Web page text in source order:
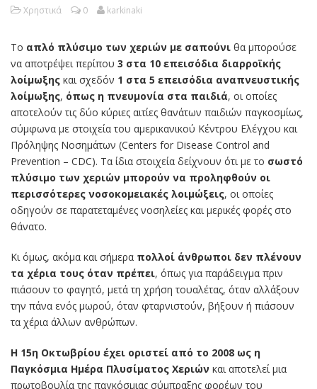
Χρηστικά 0 karkinaki
Το απλό πλύσιμο των χεριών με σαπούνι θα μπορούσε
να αποτρέψει περίπου 3 στα 10 επεισόδια διαρροϊκής
λοίμωξης και σχεδόν 1 στα 5 επεισόδια αναπνευστικής
λοίμωξης, όπως η πνευμονία στα παιδιά, οι οποίες
αποτελούν τις δύο κύριες αιτίες θανάτων παιδιών παγκοσμίως,
σύμφωνα με στοιχεία του αμερικανικού Κέντρου Ελέγχου και
Πρόληψης Νοσημάτων (Centers for Disease Control and
Prevention – CDC). Τα ίδια στοιχεία δείχνουν ότι με το σωστό
πλύσιμο των χεριών μπορούν να προληφθούν οι
περισσότερες νοσοκομειακές λοιμώξεις, οι οποίες
οδηγούν σε παρατεταμένες νοσηλείες και μερικές φορές στο
θάνατο.
Κι όμως, ακόμα και σήμερα πολλοί άνθρωποι δεν πλένουν
τα χέρια τους όταν πρέπει, όπως για παράδειγμα πριν
πιάσουν το φαγητό, μετά τη χρήση τουαλέτας, όταν αλλάξουν
την πάνα ενός μωρού, όταν φταρνιστούν, βήξουν ή πιάσουν
τα χέρια άλλων ανθρώπων.
Η 15η Οκτωβρίου έχει οριστεί από το 2008 ως η
Παγκόσμια Ημέρα Πλυσίματος Χεριών και αποτελεί μια
πρωτοβουλία της παγκόσμιας σύμπραξης φορέων του